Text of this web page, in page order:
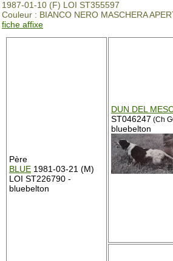
1987-01-10 (F) LOI ST355597
Couleur : BIANCO NERO MASCHERA
fiche affixe
Père
BLUE 1981-03-21 (M)
LOI ST226790 -
bluebelton
DUN DEL
ST046247 (Ch
bluebelton